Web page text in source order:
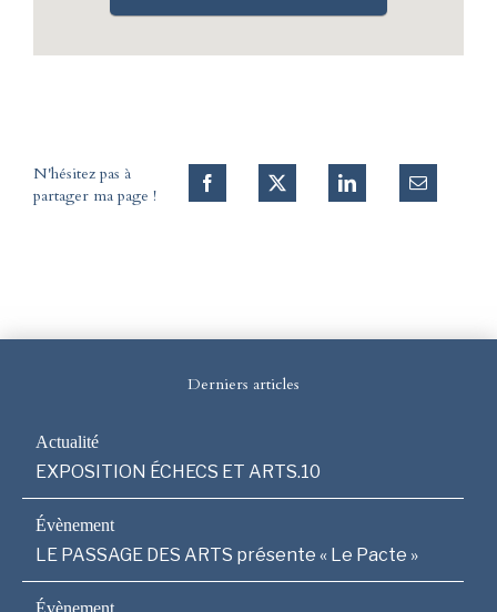
N'hésitez pas à
partager ma page !
Derniers articles
EXPOSITION ÉCHECS ET ARTS.10
LE PASSAGE DES ARTS présente « Le Pacte »